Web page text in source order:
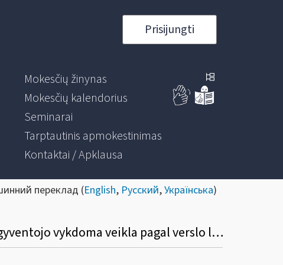
Prisijungti
Mokesčių žinynas
Mokesčių kalendorius
Seminarai
Tarptautinis apmokestinimas
Kontaktai / Apklausa
переклад (English, Русский,Українська)
Kaip įmonė turi deklaruoti gyventojui išmokėtą išmoką pagal verslo liudijimą, kai gyventojo vykdoma veikla pagal verslo liudijimą ir įmonės vykdoma (įregistruota) veikla sutampa?